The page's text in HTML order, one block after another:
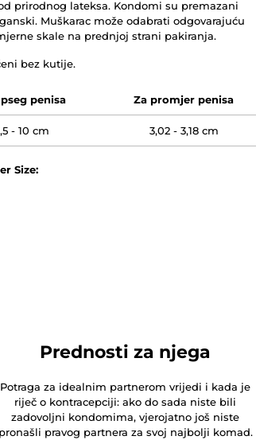
prirodnog lateksa. Kondomi su premazani
Muškarac može odabrati odgovarajuću
skale na prednjoj strani pakiranja.
bez kutije.
penisa Za promjer penisa
- 10 cm 3,02 - 3,18 cm
Size:
Prednosti za njega
Potraga za idealnim partnerom vrijedi i kada je
riječ o kontracepciji: ako do sada niste bili
zadovoljni kondomima, vjerojatno još niste
pronašli pravog partnera za svoj najbolji komad.